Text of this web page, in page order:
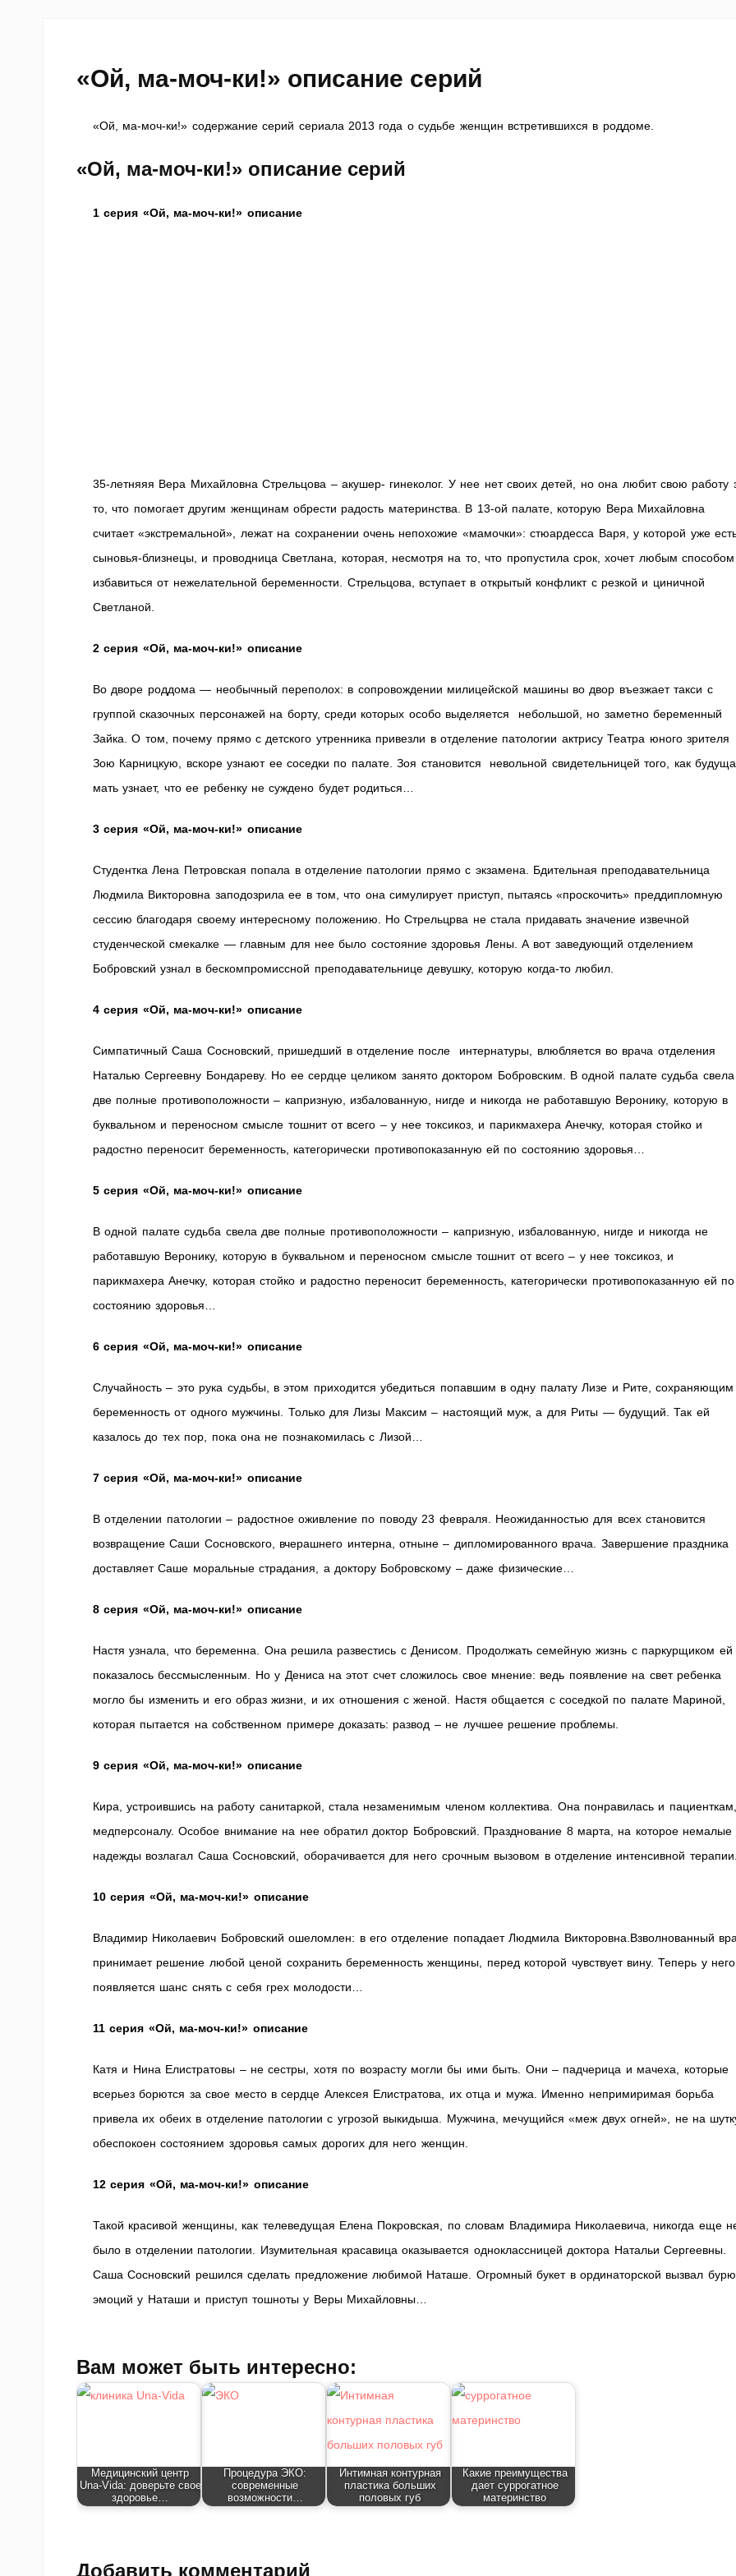
«Ой, ма-моч-ки!» описание серий
«Ой, ма-моч-ки!» содержание серий сериала 2013 года о судьбе женщин встретившихся в роддоме.
«Ой, ма-моч-ки!» описание серий
1 серия «Ой, ма-моч-ки!» описание
35-летняяя Вера Михайловна Стрельцова – акушер- гинеколог. У нее нет своих детей, но она любит свою работу
то, что помогает другим женщинам обрести радость материнства. В 13-ой палате, которую Вера Михайловна
считает «экстремальной», лежат на сохранении очень непохожие «мамочки»: стюардесса Варя, у которой уже
сыновья-близнецы, и проводница Светлана, которая, несмотря на то, что пропустила срок, хочет любым способом
избавиться от нежелательной беременности. Стрельцова, вступает в открытый конфликт с резкой и циничной
Светланой.
2 серия «Ой, ма-моч-ки!» описание
Во дворе роддома — необычный переполох: в сопровождении милицейской машины во двор въезжает такси с
группой сказочных персонажей на борту, среди которых особо выделяется небольшой, но заметно беременный
Зайка. О том, почему прямо с детского утренника привезли в отделение патологии актрису Театра юного зрителя
Зою Карницкую, вскоре узнают ее соседки по палате. Зоя становится невольной свидетельницей того, как
мать узнает, что ее ребенку не суждено будет родиться…
3 серия «Ой, ма-моч-ки!» описание
Студентка Лена Петровская попала в отделение патологии прямо с экзамена. Бдительная преподавательница
Людмила Викторовна заподозрила ее в том, что она симулирует приступ, пытаясь «проскочить» преддипломную
сессию благодаря своему интересному положению. Но Стрельцрва не стала придавать значение извечной
студенческой смекалке — главным для нее было состояние здоровья Лены. А вот заведующий отделением
Бобровский узнал в бескомпромиссной преподавательнице девушку, которую когда-то любил.
4 серия «Ой, ма-моч-ки!» описание
Симпатичный Саша Сосновский, пришедший в отделение после интернатуры, влюбляется во врача отделения
Наталью Сергеевну Бондареву. Но ее сердце целиком занято доктором Бобровским. В одной палате судьба свела
две полные противоположности – капризную, избалованную, нигде и никогда не работавшую Веронику, которую в
буквальном и переносном смысле тошнит от всего – у нее токсикоз, и парикмахера Анечку, которая стойко и
радостно переносит беременность, категорически противопоказанную ей по состоянию здоровья…
5 серия «Ой, ма-моч-ки!» описание
В одной палате судьба свела две полные противоположности – капризную, избалованную, нигде и никогда не
работавшую Веронику, которую в буквальном и переносном смысле тошнит от всего – у нее токсикоз, и
парикмахера Анечку, которая стойко и радостно переносит беременность, категорически противопоказанную ей по
состоянию здоровья…
6 серия «Ой, ма-моч-ки!» описание
Случайность – это рука судьбы, в этом приходится убедиться попавшим в одну палату Лизе и Рите, сохраняющим
беременность от одного мужчины. Только для Лизы Максим – настоящий муж, а для Риты — будущий. Так ей
казалось до тех пор, пока она не познакомилась с Лизой…
7 серия «Ой, ма-моч-ки!» описание
В отделении патологии – радостное оживление по поводу 23 февраля. Неожиданностью для всех становится
возвращение Саши Сосновского, вчерашнего интерна, отныне – дипломированного врача. Завершение праздника
доставляет Саше моральные страдания, а доктору Бобровскому – даже физические…
8 серия «Ой, ма-моч-ки!» описание
Настя узнала, что беременна. Она решила развестись с Денисом. Продолжать семейную жизнь с паркурщиком ей
показалось бессмысленным. Но у Дениса на этот счет сложилось свое мнение: ведь появление на свет ребенка
могло бы изменить и его образ жизни, и их отношения с женой. Настя общается с соседкой по палате Мариной,
которая пытается на собственном примере доказать: развод – не лучшее решение проблемы.
9 серия «Ой, ма-моч-ки!» описание
Кира, устроившись на работу санитаркой, стала незаменимым членом коллектива. Она понравилась и
медперсоналу. Особое внимание на нее обратил доктор Бобровский. Празднование 8 марта, на которое немалые
надежды возлагал Саша Сосновский, оборачивается для него срочным вызовом в отделение интенсивной
10 серия «Ой, ма-моч-ки!» описание
Владимир Николаевич Бобровский ошеломлен: в его отделение попадает Людмила Викторовна.Взволнованный
принимает решение любой ценой сохранить беременность женщины, перед которой чувствует вину. Теперь у него
появляется шанс снять с себя грех молодости…
11 серия «Ой, ма-моч-ки!» описание
Катя и Нина Елистратовы – не сестры, хотя по возрасту могли бы ими быть. Они – падчерица и мачеха, которые
всерьез борются за свое место в сердце Алексея Елистратова, их отца и мужа. Именно непримиримая борьба
привела их обеих в отделение патологии с угрозой выкидыша. Мужчина, мечущийся «меж двух огней», не на
обеспокоен состоянием здоровья самых дорогих для него женщин.
12 серия «Ой, ма-моч-ки!» описание
Такой красивой женщины, как телеведущая Елена Покровская, по словам Владимира Николаевича, никогда еще
было в отделении патологии. Изумительная красавица оказывается одноклассницей доктора Натальи Сергеевны.
Саша Сосновский решился сделать предложение любимой Наташе. Огромный букет в ординаторской вызвал бурю
эмоций у Наташи и приступ тошноты у Веры Михайловны…
Вам может быть интересно:
Медицинский центр
Una‑Vida: доверьте свое
здоровье…
Процедура ЭКО:
современные
возможности…
Интимная контурная
пластика больших
половых губ
Какие преимущества
дает суррогатное
материнство
Добавить комментарий